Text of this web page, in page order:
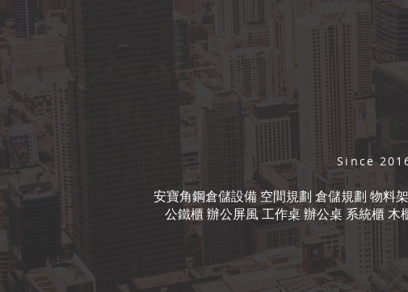
Since
安寶角鋼倉儲設備 空間規劃 倉儲規劃 物料
公鐵櫃 辦公屏風 工作桌 辦公桌 系統櫃